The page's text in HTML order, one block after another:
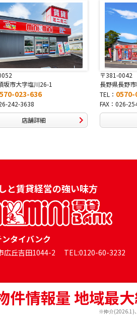
長野市稲田2-7-43
0570-025-457
254-5778
店舗詳細
〒381-0034
長野県長野
TEL：
FAX：026-
と賃貸経営の強い味方
タイバンク
広丘吉田1044-2 TEL:0120-60-3232
件情報量 地域最
※仲介(2026.1)